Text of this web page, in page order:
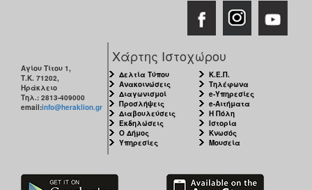
Αγίου Τίτου 1,
Τ.Κ. 71202,
Ηράκλειο
Τηλ.: 2813-409000
email:info@heraklion.gr
Χάρτης Ιστοχώρου
Δελτία Τύπου
Ανακοινώσεις
Διαγωνισμοί
Προσλήψεις
Διαβουλεύσεις
Εκδηλώσεις
Ο Δήμος
Υπηρεσίες
Κ.Ε.Π.
Τηλέφωνα
e-Υπηρεσίες
e-Αιτήματα
Η Πόλη
Ιστορία
Κνωσός
Μουσεία